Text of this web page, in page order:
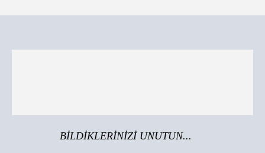
BİLDİKLERİNİZİ UNUTUN...